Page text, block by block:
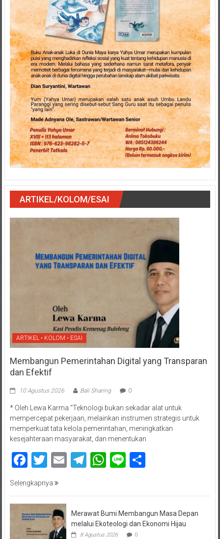
ARTIKEL/KOLOM/ESAI
ARTIKEL • KOLOM • ESAI
Membangun Pemerintahan Digital yang Transparan
dan Efektif
10 Agustus 2026 Bali Sharing 0
* Oleh Lewa Karma “Teknologi bukan sekadar alat untuk
mempercepat pekerjaan, melainkan instrumen strategis untuk
memperkuat tata kelola pemerintahan, meningkatkan
kesejahteraan masyarakat, dan menentukan
Facebook
Twitter
EmailTelegram
WhatsApp
LineShare
Selengkapnya
Merawat Bumi Membangun Masa Depan
melalui Ekoteologi dan Ekonomi Hijau
8 Agustus 2026 0